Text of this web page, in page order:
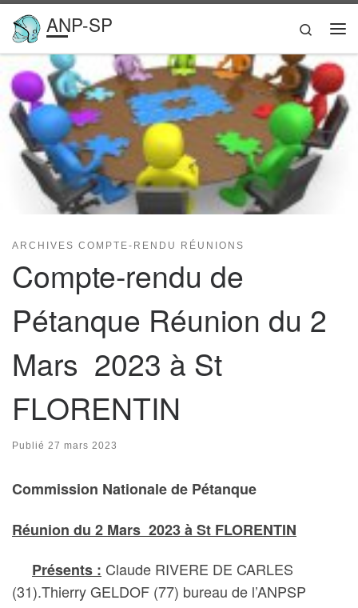
Passer au contenu
ANP-SP
Search
ARCHIVES COMPTE-RENDU RÉUNIONS
Compte-rendu de
Pétanque Réunion du 2
Mars 2023 à St
FLORENTIN
Publié 27 mars 2023
Commission Nationale de Pétanque
Réunion du 2 Mars 2023 à St FLORENTIN
Présents : Claude RIVERE DE CARLES
(31).Thierry GELDOF (77) bureau de l’ANPSP